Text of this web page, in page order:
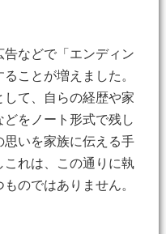
などで「エンディン
ことが増えました。
て、自らの経歴や家
をノート形式で残し
思いを家族に伝える手
れは、この通りに執
のではありません。